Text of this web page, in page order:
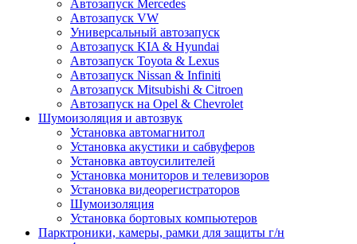
Автозапуск Mercedes
Автозапуск VW
Универсальный автозапуск
Автозапуск KIA & Hyundai
Автозапуск Toyota & Lexus
Автозапуск Nissan & Infiniti
Автозапуск Mitsubishi & Citroen
Автозапуск на Opel & Chevrolet
Шумоизоляция и автозвук
Установка автомагнитол
Установка акустики и сабвуферов
Установка автоусилителей
Установка мониторов и телевизоров
Установка видеорегистраторов
Шумоизоляция
Установка бортовых компьютеров
Парктроники, камеры, рамки для защиты г/н